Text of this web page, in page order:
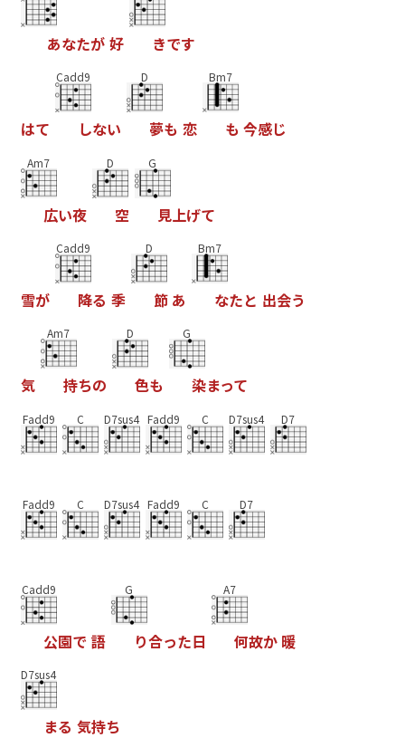
あなたが 好 きです
はて
Cadd9
しない
D
夢も 恋
Bm7
も 今感じ
Am7
広い夜
D
空
G
見上げて
雪が
Cadd9
降る 季
D
節 あ
Bm7
なたと 出会う
気
Am7
持ちの
D
色も
G
染まって
Fadd9 C D7sus4 Fadd9 C D7sus4 D7
Fadd9 C D7sus4 Fadd9 C D7
Cadd9
公園で 語
G
り合った日
A7
何故か 暖
D7sus4
まる 気持ち